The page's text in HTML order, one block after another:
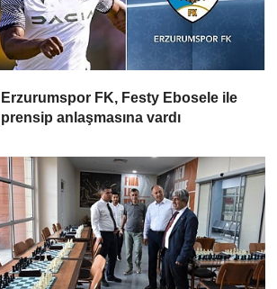
Erzurumspor FK, Festy Ebosele ile
prensip anlaşmasına vardı